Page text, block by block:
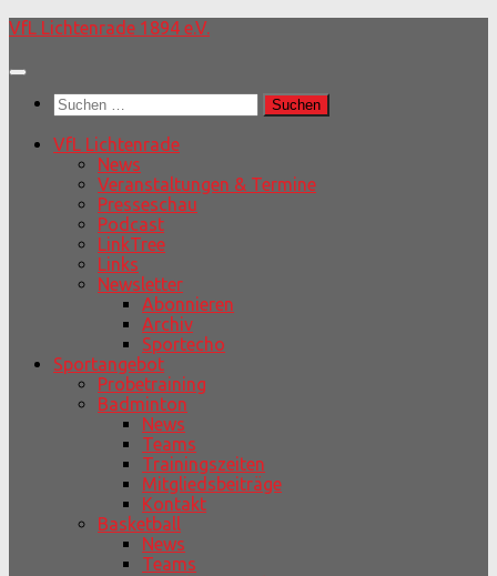
Unter
Inhalt
VfL Lichtenrade 1894 e.V.
Suchen
nach:
VfL Lichtenrade
News
Veranstaltungen & Termine
Presseschau
Podcast
LinkTree
Links
Newsletter
Abonnieren
Archiv
Sportecho
Sportangebot
Probetraining
Badminton
News
Teams
Trainingszeiten
Mitgliedsbeiträge
Kontakt
Basketball
News
Teams